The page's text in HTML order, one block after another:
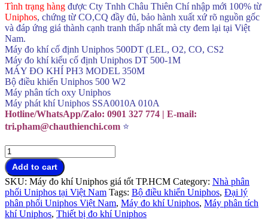
Tình trạng hàng được Cty Tnhh Châu Thiên Chí nhập mới 100% từ
Uniphos, chứng từ CO,CQ đầy đủ, bảo hành xuất xứ rõ nguồn gốc
và đáp ứng giá thành cạnh tranh thấp nhất mà cty đem lại tại Việt
Nam.
Máy đo khí cố định Uniphos 500DT (LEL, O2, CO, CS2
Máy đo khí kiểu cố định Uniphos DT 500-1M
MÁY ĐO KHÍ PH3 MODEL 350M
Bộ điều khiển Uniphos 500 W2
Máy phân tích oxy Uniphos
Máy phát khí Uniphos SSA0010A 010A
Hotline/WhatsApp/Zalo: 0901 327 774 | E-mail:
tri.pham@chauthienchi.com ⭐
Máy
dò
khí
Uniphos
chính
hãng
đại
Add to cart
SKU: Máy đo khí Uniphos giá tốt TP.HCM Category: Nhà phân
phối Uniphos tại Việt Nam Tags: Bộ điều khiển Uniphos, Đại lý
phân phối Uniphos Việt Nam, Máy đo khí Uniphos, Máy phân tích
khí Uniphos, Thiết bị đo khí Uniphos